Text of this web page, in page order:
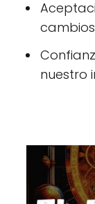
nuestro